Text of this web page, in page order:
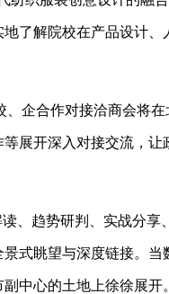
了解院校在产品设计
企合作对接洽商会将
展开深入对接交流，让
、趋势研判、实战分
式眺望与深度链接。
中心的土地上徐徐展开。